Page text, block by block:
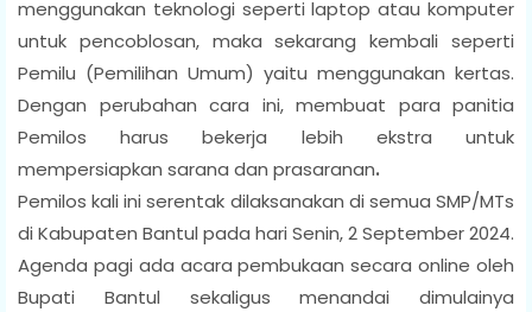
menggunakan teknologi seperti laptop atau komputer
untuk pencoblosan, maka sekarang kembali seperti
Pemilu (Pemilihan Umum) yaitu menggunakan kertas.
Dengan perubahan cara ini, membuat para panitia
Pemilos harus bekerja lebih ekstra untuk
mempersiapkan sarana dan prasaranan.
Pemilos kali ini serentak dilaksanakan di semua SMP/MTs
di Kabupaten Bantul pada hari Senin, 2 September 2024.
Agenda pagi ada acara pembukaan secara online oleh
Bupati Bantul sekaligus menandai dimulainya